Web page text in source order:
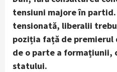
tensiuni majore în
tensionată, liberalii
poziția față de
de o parte a formațiunii,
statului.